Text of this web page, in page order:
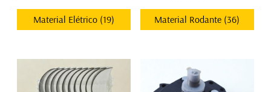
Material Elétrico (19) Material Rodante (36)